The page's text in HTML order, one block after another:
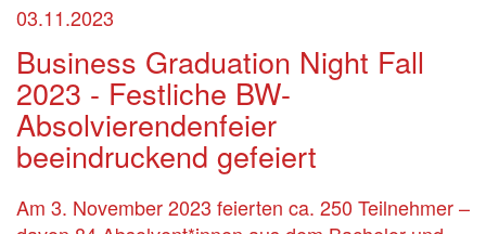
03.11.2023
Business Graduation Night Fall
2023 - Festliche BW-
Absolvierendenfeier
beeindruckend gefeiert
Am 3. November 2023 feierten ca. 250 Teilnehmer –